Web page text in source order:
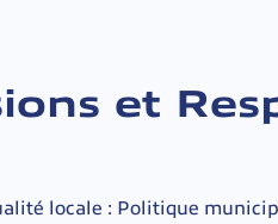
et
locale : Politique